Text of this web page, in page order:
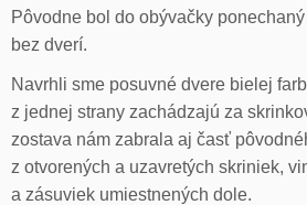
Pôvodne bol do obývačky
bez dverí.
Navrhli sme posuvné dvere bielej
z jednej strany zachádzajú za
zostava nám zabrala aj časť
z otvorených a uzavretých skriniek,
a zásuviek umiestnených dole.